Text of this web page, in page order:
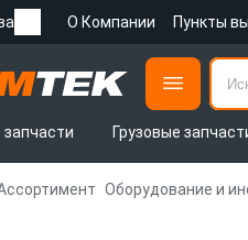
О Компании Пункты
Грузовые
Оборудование и